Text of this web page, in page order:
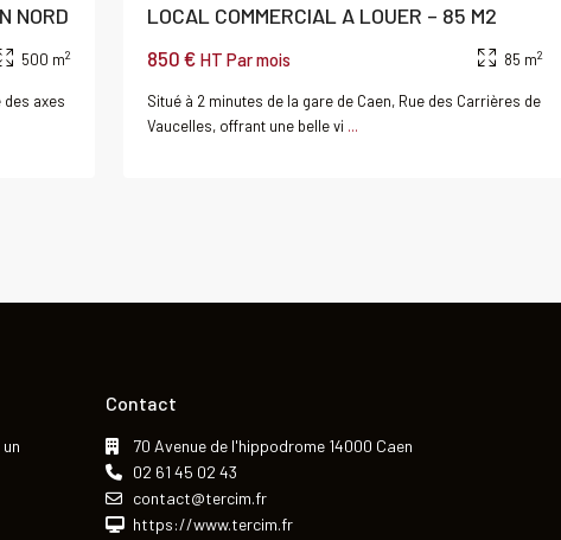
NORD
500 m2
des axes
LOCAL COMMERCIAL A LOUER – 85 M2
850 € HT Par mois 85 m2
Situé à 2 minutes de la gare de Caen, Rue des Carrières de
Vaucelles, offrant une belle vi ...
Contact
70 Avenue de l'hippodrome 14000 Caen
02 61 45 02 43
contact@tercim.fr
https://www.tercim.fr